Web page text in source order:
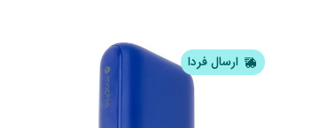
ارسال فردا